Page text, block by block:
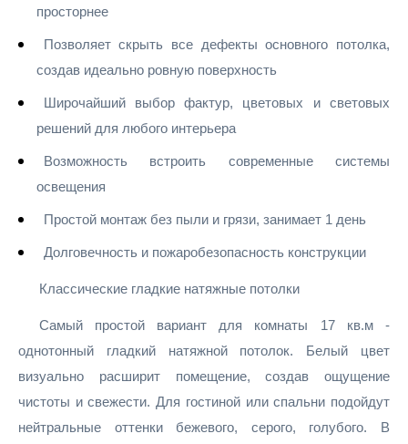
просторнее
Позволяет скрыть все дефекты основного потолка,
создав идеально ровную поверхность
Широчайший выбор фактур, цветовых и световых
решений для любого интерьера
Возможность встроить современные системы
освещения
Простой монтаж без пыли и грязи, занимает 1 день
Долговечность и пожаробезопасность конструкции
Классические гладкие натяжные потолки
Самый простой вариант для комнаты 17 кв.м -
однотонный гладкий натяжной потолок. Белый цвет
визуально расширит помещение, создав ощущение
чистоты и свежести. Для гостиной или спальни подойдут
нейтральные оттенки бежевого, серого, голубого. В